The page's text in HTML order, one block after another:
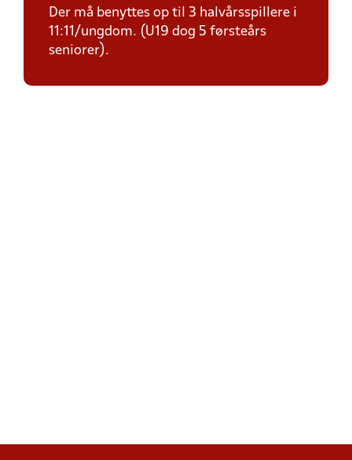
Der må benyttes op til 3 halvårsspillere i
11:11/ungdom. (U19 dog 5 førsteårs
seniorer).